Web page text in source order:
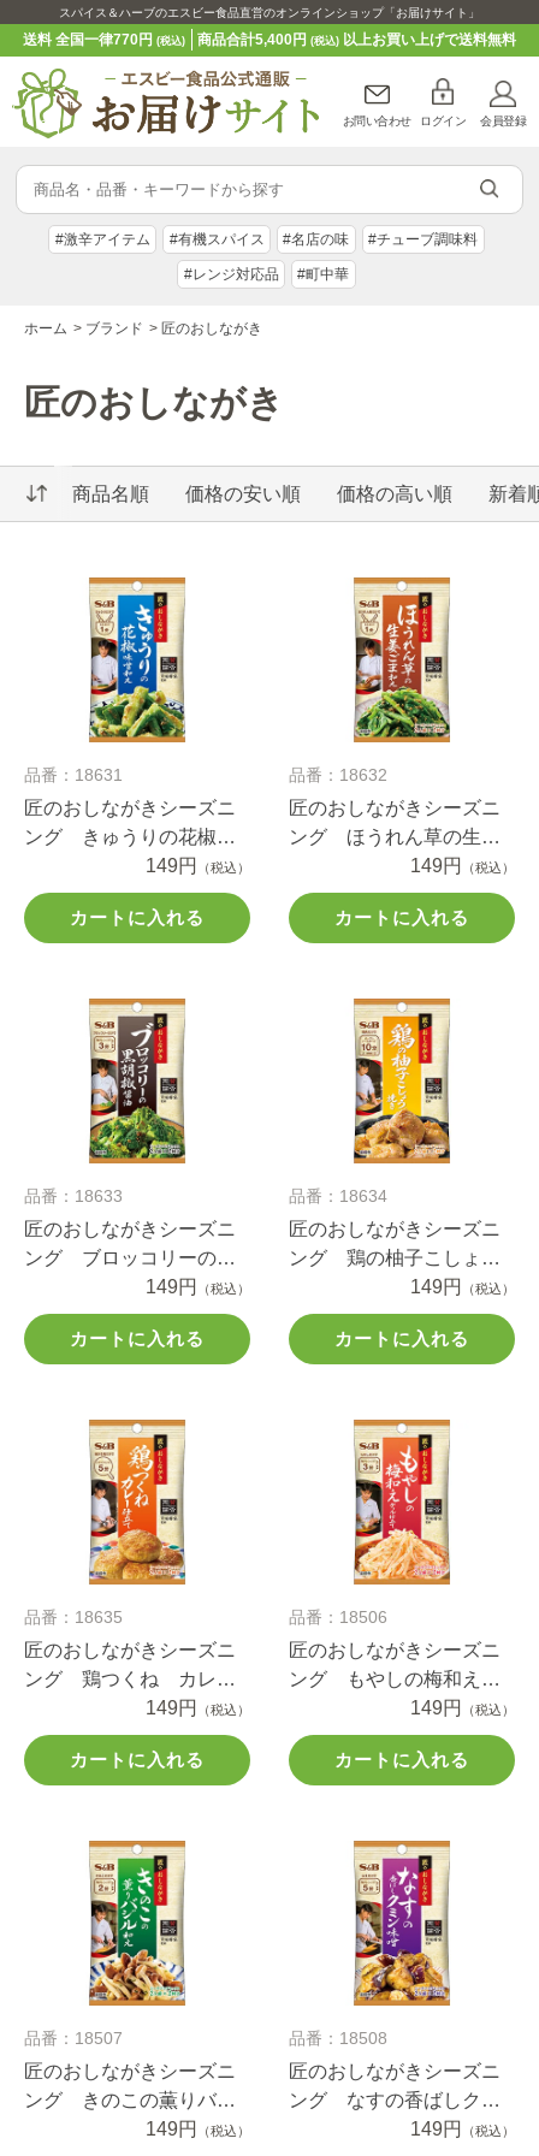
スパイス＆ハーブのエスビー食品直営のオンラインショップ「お届けサイト」
送料 全国一律770円(税込) 商品合計5,400円 (税込)以上お買い上げで送料無料
お問い合わせ ログイン 会員登録
#激辛アイテム #有機スパイス #名店の味 #チューブ調味料
#レンジ対応品 #町中華
ホーム > ブランド > 匠のおしながき
匠のおしながき
商品名順 価格の安い順 価格の高い順 新着
品番：18631
匠のおしながきシーズニ
ング きゅうりの花椒味
噌和え １４ｇ149円 （税込）
カートに入れる
品番：18632
匠のおしながきシーズニ
ング ほうれん草の生姜
ごま和え １６ｇ
149円 （税込）
カートに入れる
品番：18633
匠のおしながきシーズニ
ング ブロッコリーの黒
胡椒醤油 １１.６ｇ
149円 （税込）
カートに入れる
品番：18634
匠のおしながきシーズニ
ング 鶏の柚子こしょう
149円 （税込）
カートに入れる
品番：18635
匠のおしながきシーズニ
ング 鶏つくね カレー
仕立て ２０ｇ149円 （税込）
カートに入れる
品番：18506
匠のおしながきシーズニ
ング もやしの梅和え
ディル仕立て １６ｇ
149円 （税込）
カートに入れる
品番：18507
匠のおしながきシーズニ
ング きのこの薫りバジ
ル和え １６ｇ149円 （税込）
品番：18508
匠のおしながきシーズニ
ング なすの香ばしクミ
ン味噌 １３.４ｇ
149円 （税込）